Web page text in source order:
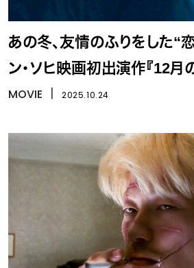
あの冬、友情のふりをした“
ン・ソヒ映画初出演作『12月
MOVIE 2025.10.24